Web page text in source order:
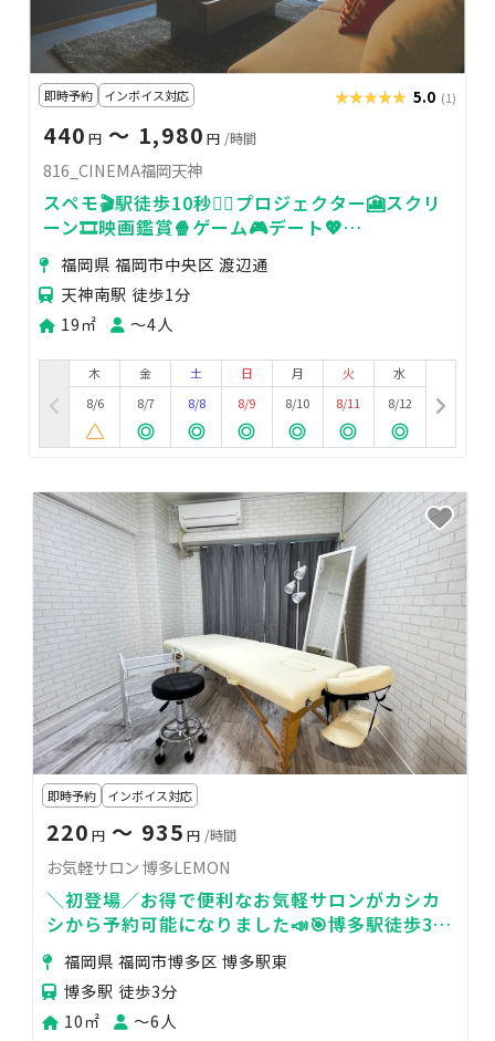
即時予約 インボイス対応 ★★★★★
★★★★★ 5.0 (1)
440 円 〜 1,980 円 /時間
816_CINEMA福岡天神
スペモ🎬駅徒歩10秒🚶‍♀️プロジェクター🎦スクリ
ーン🎞️映画鑑賞🍿ゲーム🎮️デート💖
816_CINEMA福岡天神
福岡県 福岡市中央区 渡辺通
天神南駅 徒歩1分
19㎡
〜4人
木
8/6
金
8/7
土
8/8
日
8/9
月
8/10
火
8/11
水
8/12
即時予約 インボイス対応
220 円〜 935 円 /時間
お気軽サロン 博多LEMON
＼初登場／お得で便利なお気軽サロンがカシカ
シから予約可能になりました📣🎯博多駅徒歩3分
🎯シンプルな施術スペース🌿24時間営業
福岡県 福岡市博多区 博多駅東
博多駅 徒歩3分
10㎡
〜6人